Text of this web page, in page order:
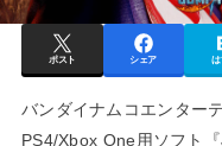
ポスト シェア は
バンダイナムコエンター
PS4/Xbox One用ソフト